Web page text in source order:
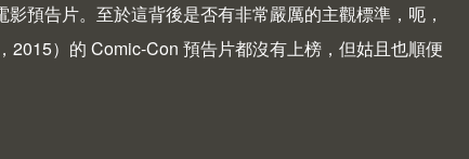
預告片。至於這背後是否有非常嚴厲的主觀標準，呃，
，2015）的 Comic-Con 預告片都沒有上榜，但姑且也順便